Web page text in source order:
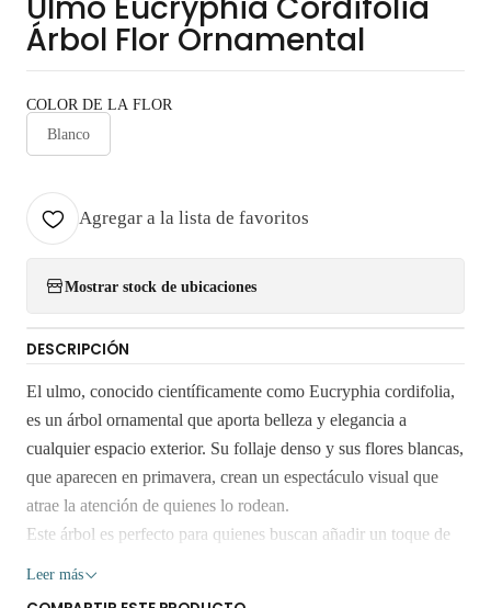
Ulmo Eucryphia Cordifolia
Árbol Flor Ornamental
COLOR DE LA FLOR
Blanco
Agregar a la lista de favoritos
Mostrar stock de ubicaciones
DESCRIPCIÓN
El ulmo, conocido científicamente como Eucryphia cordifolia,
es un árbol ornamental que aporta belleza y elegancia a
cualquier espacio exterior. Su follaje denso y sus flores blancas,
que aparecen en primavera, crean un espectáculo visual que
atrae la atención de quienes lo rodean.
Este árbol es perfecto para quienes buscan añadir un toque de
Leer más